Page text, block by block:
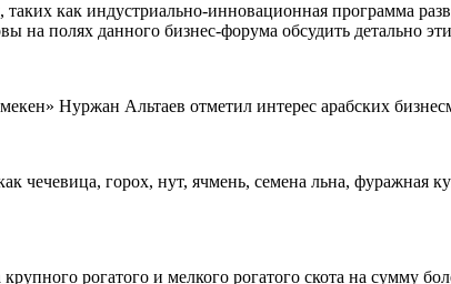
как индустриально-инновационная программа
полях данного бизнес-форума обсудить детально
Нуржан Альтаев отметил интерес арабских
горох, нут, ячмень, семена льна, фуражная
рогатого и мелкого рогатого скота на сумму